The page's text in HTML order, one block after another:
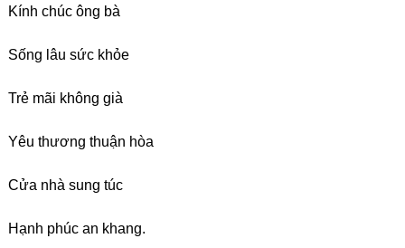
Kính chúc ông bà
Sống lâu sức khỏe
Trẻ mãi không già
Yêu thương thuận hòa
Cửa nhà sung túc
Hạnh phúc an khang.